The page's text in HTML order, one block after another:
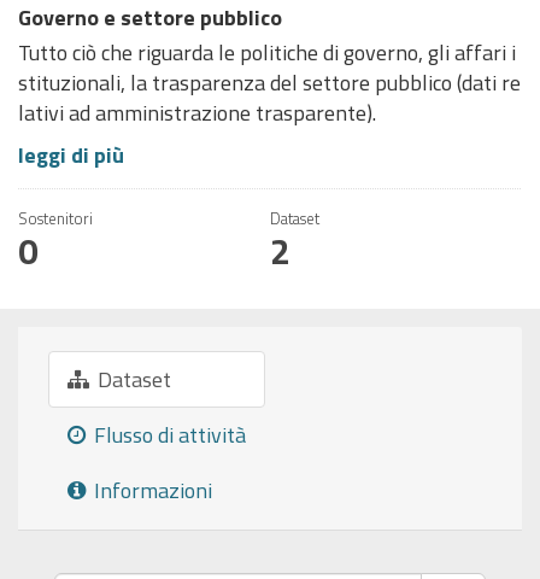
Governo e settore pubblico
Tutto ciò che riguarda le politiche di governo, gli affari i
stituzionali, la trasparenza del settore pubblico (dati re
lativi ad amministrazione trasparente).
leggi di più
Sostenitori
0
Dataset
2
Dataset
Flusso di attività
Informazioni